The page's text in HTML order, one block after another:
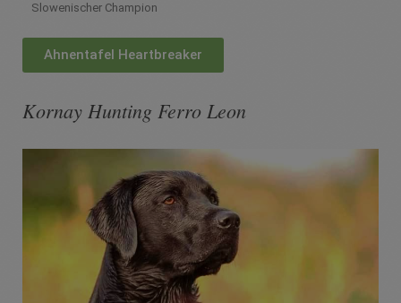
Slowenischer Champion
Ahnentafel Heartbreaker
Kornay Hunting Ferro Leon